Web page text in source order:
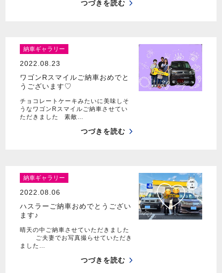
つづきを読む
納車ギャラリー
2022.08.23
ワゴンRスマイルご納車おめでと
うございます♡
チョコレートケーキみたいに美味しそ
うなワゴンRスマイルご納車させてい
ただきました 素敵…
つづきを読む
納車ギャラリー
2022.08.06
ハスラーご納車おめでとうござい
ます♪
晴天の中ご納車させていただきました
ご夫妻でお写真撮らせていただき
ました…
つづきを読む